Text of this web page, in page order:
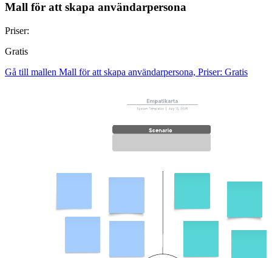
Mall för att skapa användarpersona
Priser:
Gratis
Gå till mallen Mall för att skapa användarpersona, Priser: Gratis